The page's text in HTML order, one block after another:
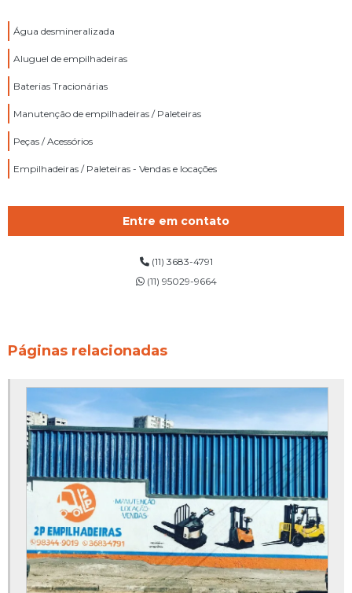
Água desmineralizada
Aluguel de empilhadeiras
Baterias Tracionárias
Manutenção de empilhadeiras / Paleteiras
Peças / Acessórios
Empilhadeiras / Paleteiras - Vendas e locações
Entre em contato
(11) 3683-4791
(11) 95029-9664
Páginas relacionadas